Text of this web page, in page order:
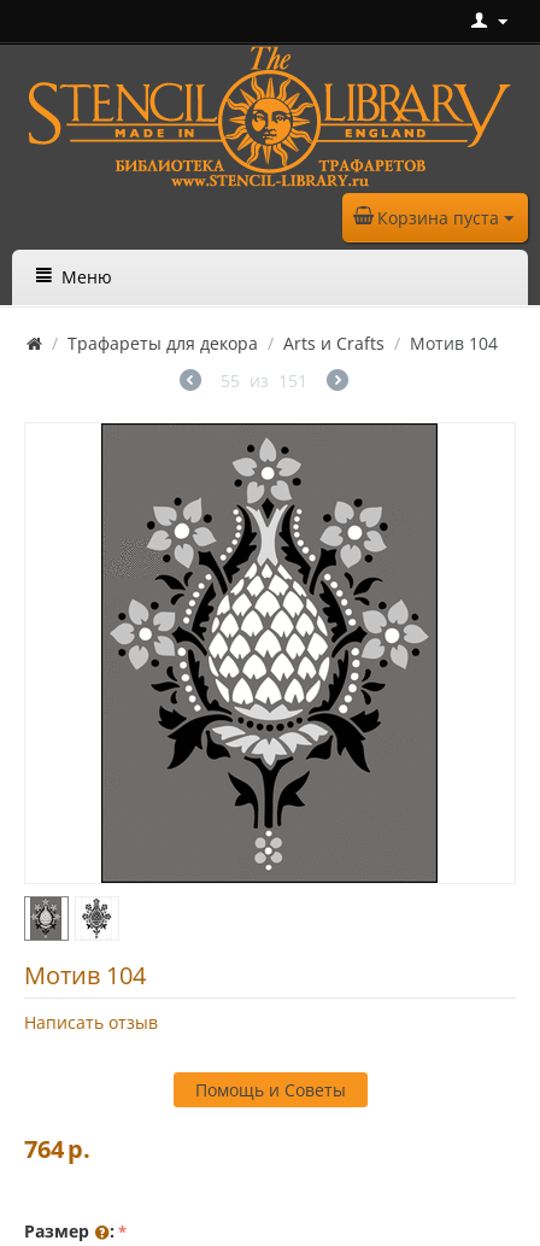
Корзина пуста
Меню
/ Трафареты для декора / Arts и Crafts / Мотив 104
55 из 151
Мотив 104
Написать отзыв
Помощь и Советы
764р.
Размер :